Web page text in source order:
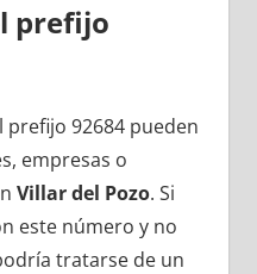
prefijo
prefijo 92684 pueden
empresas ο
Villar del Pozo. Si
еstе número у no
tratarse dе un